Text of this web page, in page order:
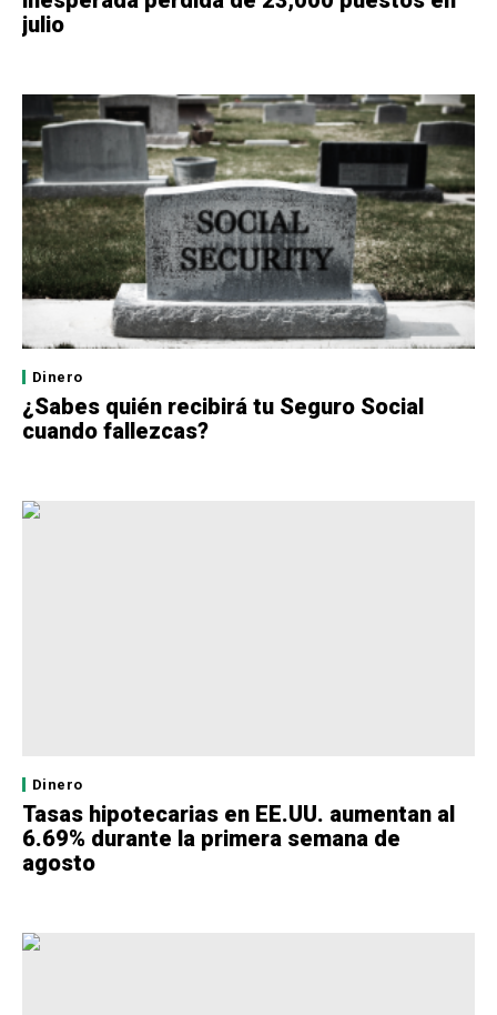
julio
Dinero
¿Sabes quién recibirá tu Seguro Social
cuando fallezcas?
Dinero
Tasas hipotecarias en EE.UU. aumentan al
6.69% durante la primera semana de
agosto